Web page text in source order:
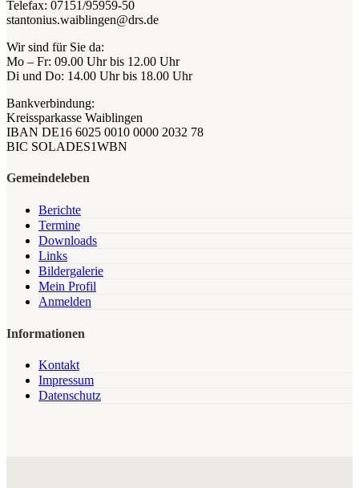
Telefax: 07151/95959-50
stantonius.waiblingen@drs.de
Wir sind für Sie da:
Mo – Fr: 09.00 Uhr bis 12.00 Uhr
Di und Do: 14.00 Uhr bis 18.00 Uhr
Bankverbindung:
Kreissparkasse Waiblingen
IBAN DE16 6025 0010 0000 2032 78
BIC SOLADES1WBN
Gemeindeleben
Berichte
Termine
Downloads
Links
Bildergalerie
Mein Profil
Anmelden
Informationen
Kontakt
Impressum
Datenschutz